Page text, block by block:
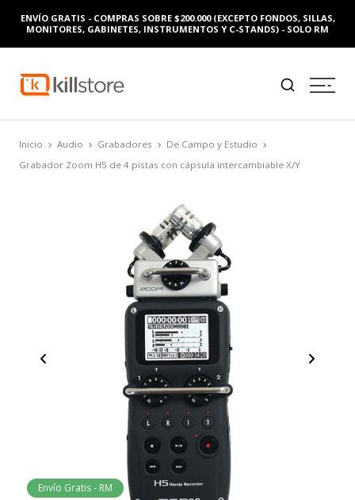
ENVÍO GRATIS - COMPRAS SOBRE $200.000 (EXCEPTO FONDOS, SILLAS,
MONITORES, GABINETES, INSTRUMENTOS Y C-STANDS) - SOLO RM
Inicio Audio Grabadores
De Campo y Estudio
Grabador Zoom H5 de 4 pistas con cápsula intercambiable X/Y
Envío Gratis - RM